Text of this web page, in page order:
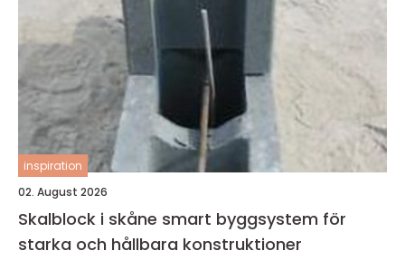
inspiration
02. August 2026
Skalblock i skåne smart byggsystem för
starka och hållbara konstruktioner